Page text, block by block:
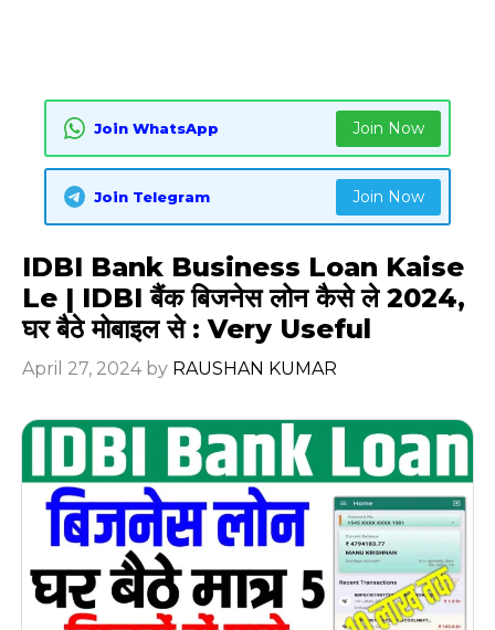
Join WhatsApp Join Now
Join Telegram Join Now
IDBI Bank Business Loan Kaise
Le | IDBI बैंक बिजनेस लोन कैसे ले 2024,
घर बैठे मोबाइल से : Very Useful
April 27, 2024 by RAUSHAN KUMAR